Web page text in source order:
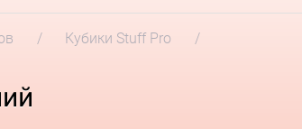
Кубики Stuff Pro